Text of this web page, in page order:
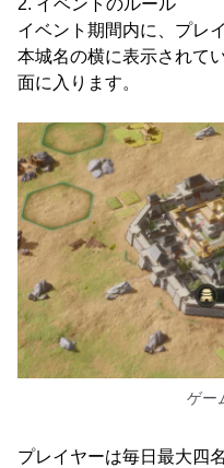
2. イベントのルール
イベント期間内に、プレ
本城名の横に表示されて
面に入ります。
ゲー
プレイヤーは毎日最大四